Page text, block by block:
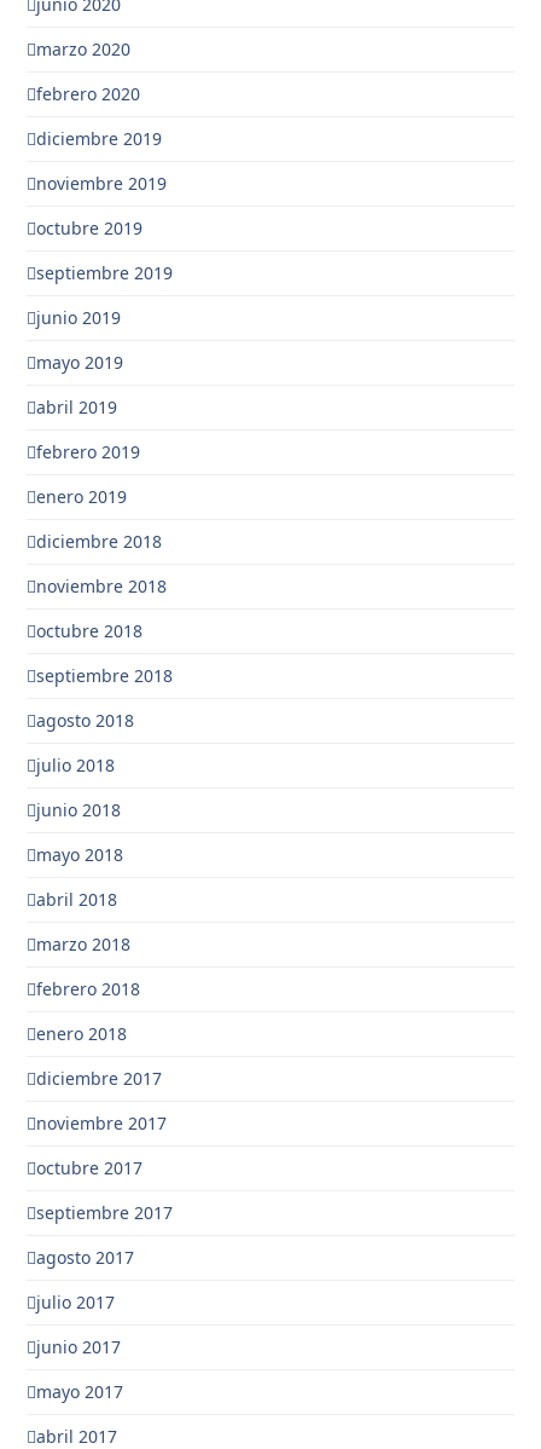
marzo 2020
febrero 2020
diciembre 2019
noviembre 2019
octubre 2019
septiembre 2019
junio 2019
mayo 2019
abril 2019
febrero 2019
enero 2019
diciembre 2018
noviembre 2018
octubre 2018
septiembre 2018
agosto 2018
julio 2018
junio 2018
mayo 2018
abril 2018
marzo 2018
febrero 2018
enero 2018
diciembre 2017
noviembre 2017
octubre 2017
septiembre 2017
agosto 2017
julio 2017
junio 2017
mayo 2017
abril 2017